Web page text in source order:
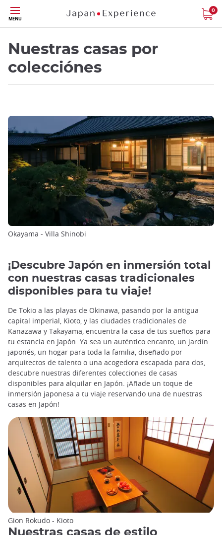
Tamaño
MENU
0
Nuestras casas por
colecciónes
Okayama - Villa Shinobi
¡Descubre Japón en inmersión total
con nuestras casas tradicionales
disponibles para tu viaje!
De Tokio a las playas de Okinawa, pasando por la antigua
capital imperial, Kioto, y las ciudades tradicionales de
Kanazawa y Takayama, encuentra la casa de tus sueños para
tu estancia en Japón. Ya sea un auténtico encanto, un jardín
japonés, un hogar para toda la familia, diseñado por
arquitectos de talento o una acogedora escapada para dos,
descubre nuestras diferentes colecciones de casas
disponibles para alquilar en Japón. ¡Añade un toque de
inmersión japonesa a tu viaje reservando una de nuestras
casas en Japón!
Gion Rokudo - Kioto